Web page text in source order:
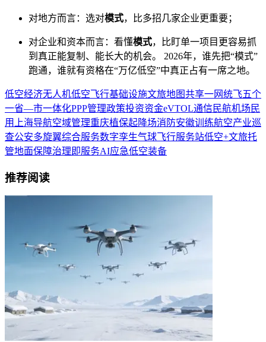
对地方而言：选对模式，比多招几家企业更重要；
对企业和资本而言：看懂模式，比盯单一项目更容易抓
到真正能复制、能长大的机会。 2026年，谁先把“模式”
跑通，谁就有资格在“万亿低空”中真正占有一席之地。
低空经济无人机低空飞行基础设施文旅地图共享一网统飞五个
一省—市一体化PPP管理政策投资资金eVTOL通信民航机场 民
用
上海导航空域管理重庆植保起降场消防安徽训练航空产业巡
查公安多旋翼综合服务数字孪生气球飞行服务站低空+文旅托
管地面保障治理即服务AI应急低空装备
推荐阅读